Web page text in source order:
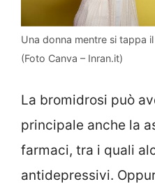
Una donna mentre si tappa
(Foto Canva – Inran.it)
La bromidrosi può
principale anche la
farmaci, tra i quali
antidepressivi.